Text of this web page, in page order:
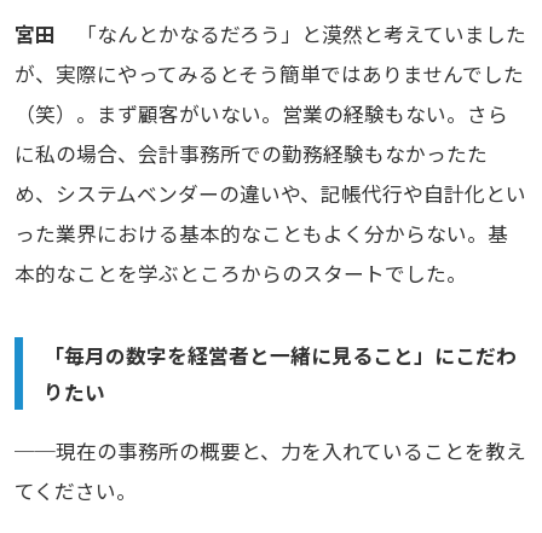
宮田 「なんとかなるだろう」と漠然と考えていました
が、実際にやってみるとそう簡単ではありませんでした
（笑）。まず顧客がいない。営業の経験もない。さら
に私の場合、会計事務所での勤務経験もなかったた
め、システムベンダーの違いや、記帳代行や自計化とい
った業界における基本的なこともよく分からない。基
本的なことを学ぶところからのスタートでした。
「毎月の数字を経営者と一緒に見ること」にこだわ
りたい
──現在の事務所の概要と、力を入れていることを教え
てください。